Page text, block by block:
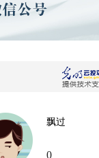
飘过
0